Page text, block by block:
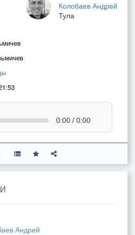
Колобаев Андрей
Тула
0:00 / 0:00
Андрей